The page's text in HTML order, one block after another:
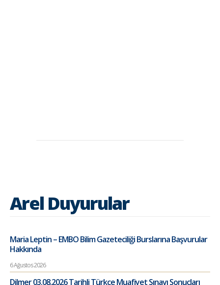
Arel Duyurular
Maria Leptin – EMBO Bilim Gazeteciliği Burslarına Başvurular
Hakkında
6 Ağustos 2026
Dilmer 03.08.2026 Tarihli Türkçe Muafiyet Sınavı Sonuçları